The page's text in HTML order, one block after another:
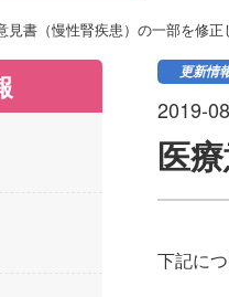
見書（慢性腎疾患）の一部を修正
更新情
2019-
医
下記に